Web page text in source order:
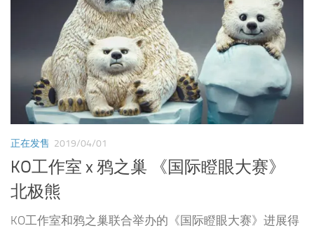
正在发售 2019/04/01
KO工作室 x 鸦之巢 《国际瞪眼大赛》
北极熊
KO工作室和鸦之巢联合举办的《国际瞪眼大赛》进展得